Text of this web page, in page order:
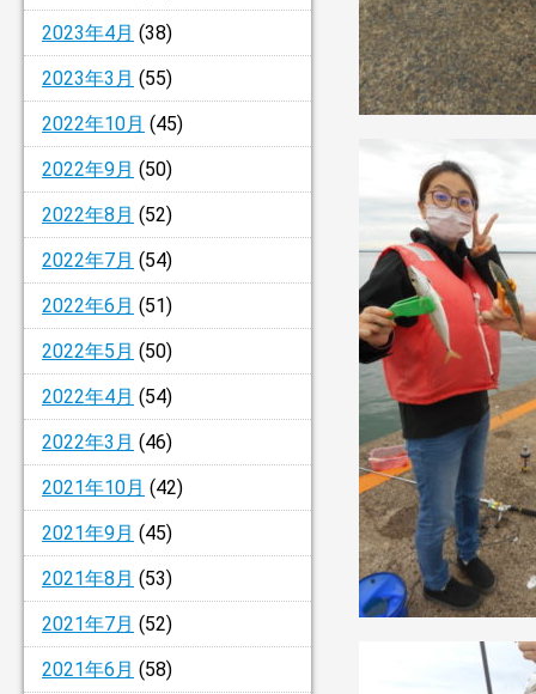
2023年4月 (38)
2023年3月 (55)
2022年10月 (45)
2022年9月 (50)
2022年8月 (52)
2022年7月 (54)
2022年6月 (51)
2022年5月 (50)
2022年4月 (54)
2022年3月 (46)
2021年10月 (42)
2021年9月 (45)
2021年8月 (53)
2021年7月 (52)
2021年6月 (58)